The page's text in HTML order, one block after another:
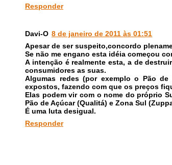
Responder
Davi-O 8 de janeiro de 2011 às 01:51
Apesar de ser suspeito,concordo
Se não me engano esta idéia começou
A intenção é realmente esta, a de
consumidores as suas.
Algumas redes (por exemplo o Pão
expostos, fazendo com que os preços
Elas podem vir com o nome do próprio
Pão de Açúcar (Qualitá) e Zona Sul
É uma luta desigual.
Responder